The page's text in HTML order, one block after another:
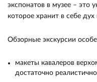
экспонатов в музее – это
которое хранит в себе
Обзорные экскурсии
макеты кавалеров
достаточно